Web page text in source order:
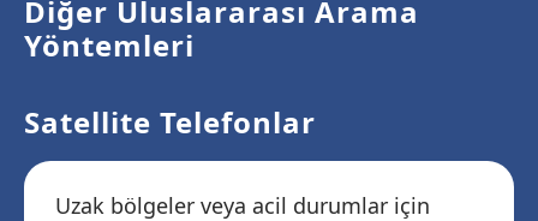
Diğer Uluslararası Arama
Yöntemleri
Satellite Telefonlar
Uzak bölgeler veya acil durumlar için